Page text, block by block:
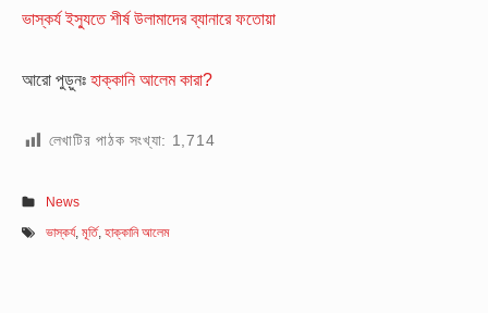
ভাস্কর্য ইস্যুতে শীর্ষ উলামাদের ব্যানারে ফতোয়া
আরো পুড়ুনঃ হাক্কানি আলেম কারা?
লেখাটির পাঠক সংখ্যা: 1,714
News
ভাস্কর্য,মূর্তি,হাক্কানি আলেম